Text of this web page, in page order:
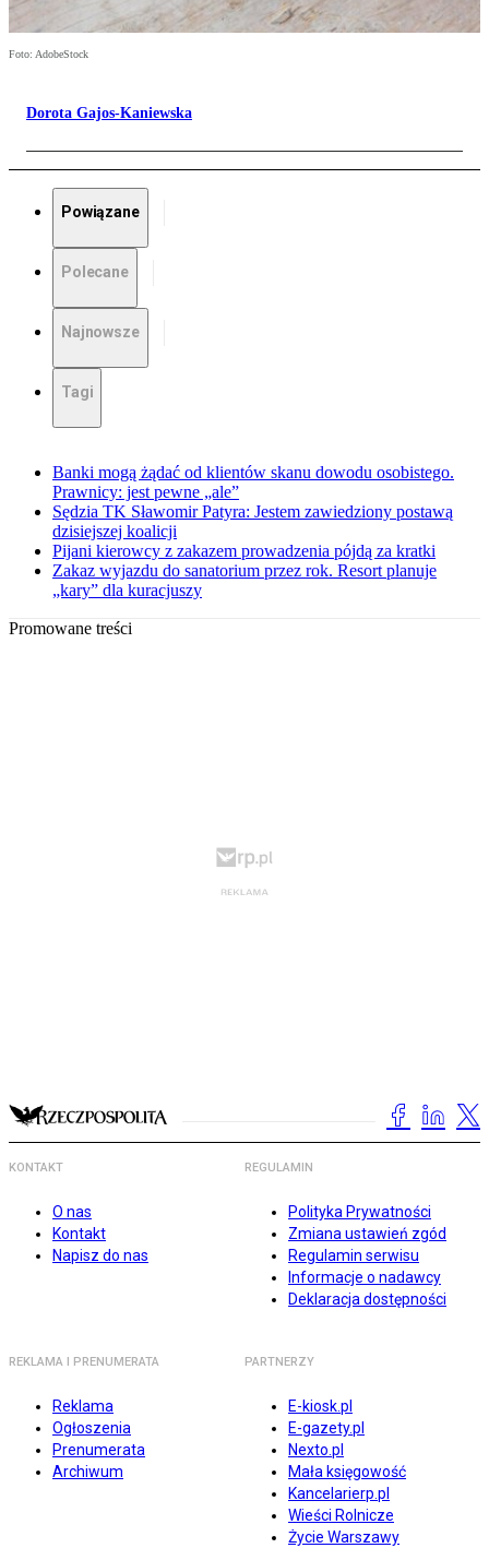
Foto: AdobeStock
Dorota Gajos-Kaniewska
Powiązane
Polecane
Najnowsze
Tagi
Banki mogą żądać od klientów skanu dowodu osobistego.
Prawnicy: jest pewne „ale”
Sędzia TK Sławomir Patyra: Jestem zawiedziony postawą
dzisiejszej koalicji
Pijani kierowcy z zakazem prowadzenia pójdą za kratki
Zakaz wyjazdu do sanatorium przez rok. Resort planuje
„kary” dla kuracjuszy
Promowane treści
KONTAKT
O nas
Kontakt
Napisz do nas
REGULAMIN
Polityka Prywatności
Zmiana ustawień zgód
Regulamin serwisu
Informacje o nadawcy
Deklaracja dostępności
REKLAMA I PRENUMERATA
Reklama
Ogłoszenia
Prenumerata
Archiwum
PARTNERZY
E-kiosk.pl
E-gazety.pl
Nexto.pl
Mała księgowość
Kancelarierp.pl
Wieści Rolnicze
Życie Warszawy